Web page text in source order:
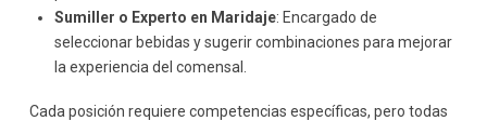
Sumiller o Experto en Maridaje: Encargado de
seleccionar bebidas y sugerir combinaciones para mejorar
la experiencia del comensal.
Cada posición requiere competencias específicas, pero todas